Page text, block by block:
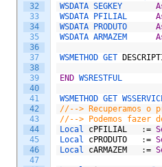
32
33
34
35
36
37
38
39
40
41
42
43
44
45
46
47
WSDATA
WSDATA
WSDATA
WSDATA
WSMETHOD GET
END WSRESTFUL
WSMETHOD GET
//--> Recuperamos o
//--> Podemos fazer
Local cPFILIAL :=
Local cPRODUTO :=
Local cARMAZEM :=